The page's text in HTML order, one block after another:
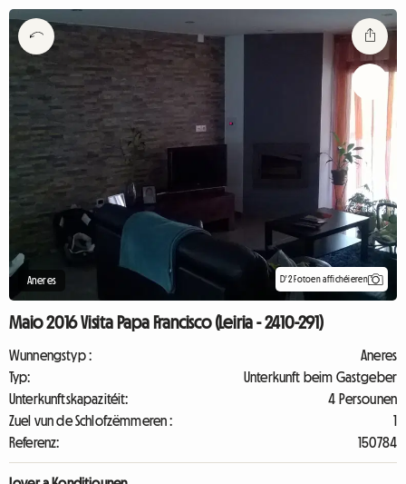
Aneres D'2 Fotoen affichéieren
Maio 2016 Visita Papa Francisco (Leiria - 2410-291)
Wunnengstyp :
Aneres
Typ:
Unterkunft beim Gastgeber
Unterkunftskapazitéit:
4 Persounen
Zuel vun de Schlofzëmmeren :
1
Referenz:
150784